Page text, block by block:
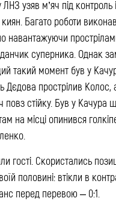
ЛНЗ узяв м’яч під
киян. Багато роботи
навантажуючи
суперника. Однак
такий момент був у
Дєдова прострілив Колос,
повз стійку. Був у
на місці опинився
гості. Скористались
половині: втікли в
перед перевою – 0:1.